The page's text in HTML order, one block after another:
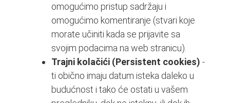
omogućimo pristup sadržaju i
omogućimo komentiranje (stvari koje
morate učiniti kada se prijavite sa
svojim podacima na web stranicu).
Trajni kolačići (Persistent cookies) -
ti obično imaju datum isteka daleko u
budućnost i tako će ostati u vašem